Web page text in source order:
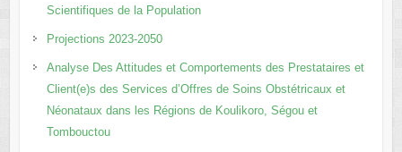
Scientifiques de la Population
Projections 2023-2050
Analyse Des Attitudes et Comportements des Prestataires et
Client(e)s des Services d’Offres de Soins Obstétricaux et
Néonataux dans les Régions de Koulikoro, Ségou et
Tombouctou